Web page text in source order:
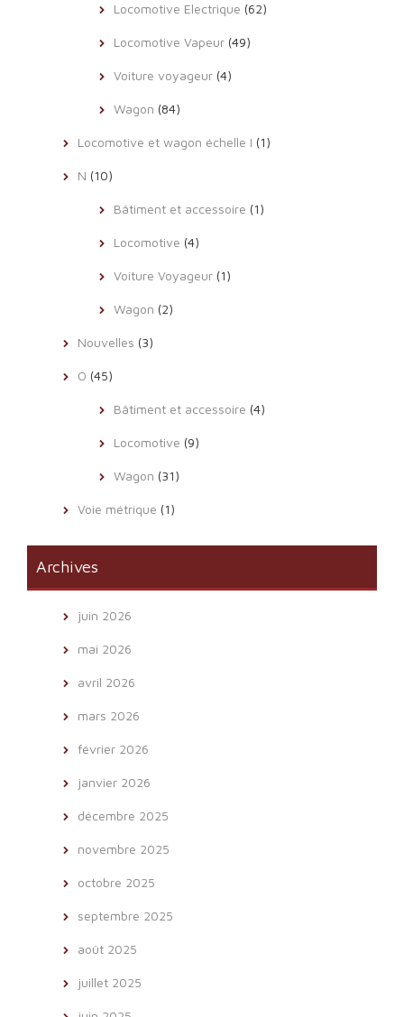
Locomotive Electrique (62)
Locomotive Vapeur (49)
Voiture voyageur (4)
Wagon (84)
Locomotive et wagon échelle I (1)
N (10)
Bâtiment et accessoire (1)
Locomotive (4)
Voiture Voyageur (1)
Wagon (2)
Nouvelles (3)
O (45)
Bâtiment et accessoire (4)
Locomotive (9)
Wagon (31)
Voie métrique (1)
Archives
juin 2026
mai 2026
avril 2026
mars 2026
février 2026
janvier 2026
décembre 2025
novembre 2025
octobre 2025
septembre 2025
août 2025
juillet 2025